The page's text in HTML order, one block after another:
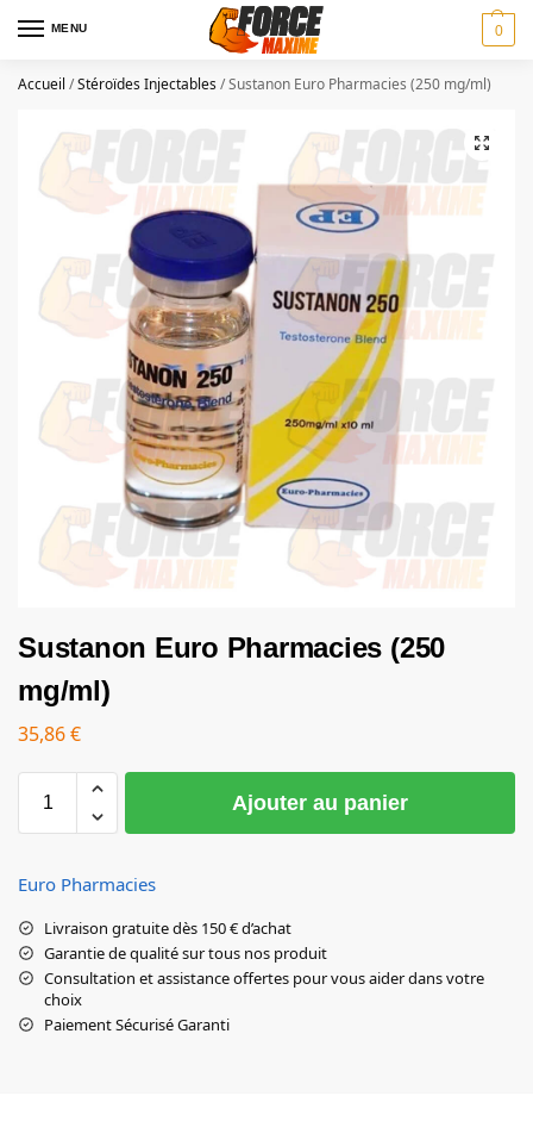
MENU 0
Accueil /Stéroïdes Injectables/Sustanon Euro Pharmacies (250 mg/ml)
Sustanon Euro Pharmacies (250
mg/ml)
35,86€
Ajouter au panier
Euro Pharmacies
Livraison gratuite dès 150 € d’achat
Garantie de qualité sur tous nos produit
Consultation et assistance offertes pour vous aider dans votre
choix
Paiement Sécurisé Garanti